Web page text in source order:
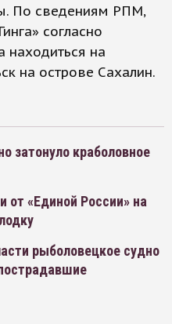
По сведениям РПМ,
согласно
на
на острове Сахалин.
затонуло краболовное
от «Единой России» на
рыболовецкое судно